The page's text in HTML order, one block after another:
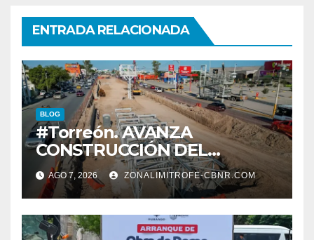
ENTRADA RELACIONADA
BLOG
#Torreón. AVANZA
CONSTRUCCIÓN DEL
SISTEMA VIAL ORIENTE,
SOBRE BULEVAR
REVOLUCIÓN
AGO 7, 2026 ZONALIMITROFE-CBNR.COM